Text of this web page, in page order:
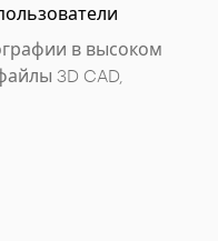
в высоком
3D CAD,